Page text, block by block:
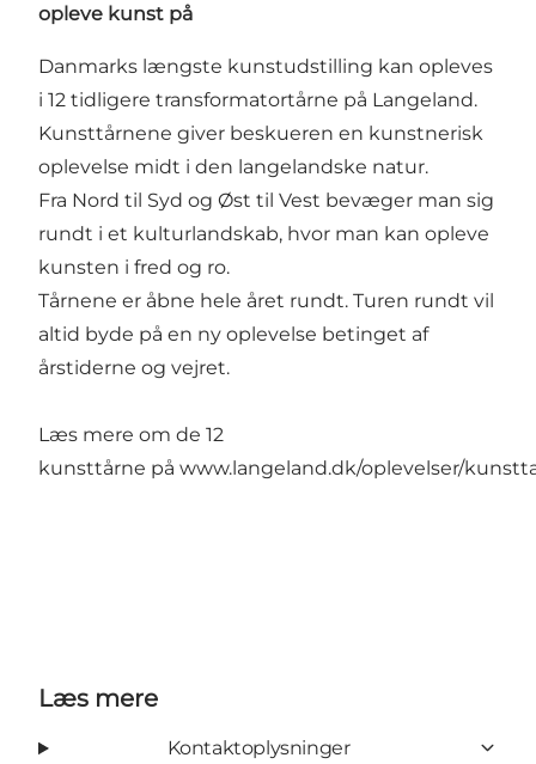
opleve kunst på
Danmarks længste kunstudstilling kan opleves
i 12 tidligere transformatortårne på Langeland.
Kunsttårnene giver beskueren en kunstnerisk
oplevelse midt i den langelandske natur.
Fra Nord til Syd og Øst til Vest bevæger man sig
rundt i et kulturlandskab, hvor man kan opleve
kunsten i fred og ro.
Tårnene er åbne hele året rundt. Turen rundt vil
altid byde på en ny oplevelse betinget af
årstiderne og vejret.
Læs mere om de 12
kunsttårne på www.langeland.dk/oplevelser/
Læs mere
Kontaktoplysninger